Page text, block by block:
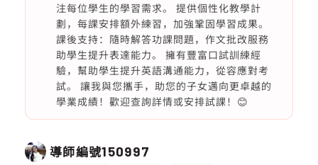
注每位學生的學習需求。 提供個性化教學計
劃，每課安排額外練習，加強鞏固學習成果。
課後支持：隨時解答功課問題，作文批改服務
助學生提升表達能力。 擁有豐富口試訓練經
驗，幫助學生提升英語溝通能力，從容應對考
試。 讓我與您攜手，助您的子女邁向更卓越的
學業成績！歡迎查詢詳情或安排試課！😊
導師編號150997